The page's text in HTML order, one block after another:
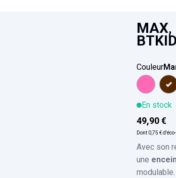
Couleur
En stock
49,90 €
Dont 0,75 €
Avec son
une
modulable.